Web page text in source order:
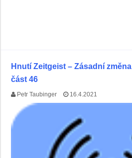
Hnutí Zeitgeist – Zásadní
část 46
Petr Taubinger 16.4.2021